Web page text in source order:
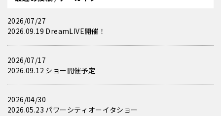
2026/07/27
2026.09.19 DreamLIVE開催！
2026/07/17
2026.09.12 ショー開催予定
2026/04/30
2026.05.23 パワーシティオーイタショー